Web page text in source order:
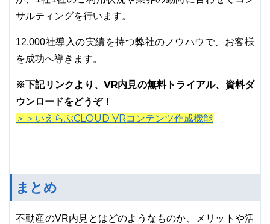
サルティングを行います。
12,000社導入の実績を持つ弊社のノウハウで、お客様
を成功へ導きます。
※下記リンクより、VR内見の無料トライアル、資料ダ
ウンロードをどうぞ！
＞＞いえらぶCLOUD VRコンテンツ作成機能
まとめ
不動産のVR内見とはどのようなものか、メリットや活